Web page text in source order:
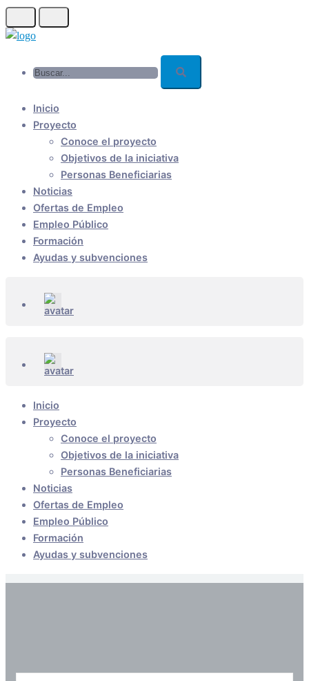
Skip
to
Inicio
Proyecto
Conoce el proyecto
Objetivos de la iniciativa
Personas Beneficiarias
Noticias
Ofertas de Empleo
Empleo Público
Formación
Ayudas y subvenciones
Inicio
Proyecto
Conoce el proyecto
Objetivos de la iniciativa
Personas Beneficiarias
Noticias
Ofertas de Empleo
Empleo Público
Formación
Ayudas y subvenciones